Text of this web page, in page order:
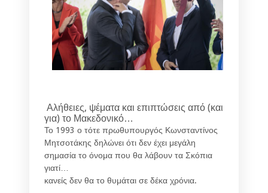
Αλήθειες, ψέματα και επιπτώσεις από (και
για) το Μακεδονικό…
Το 1993 ο τότε πρωθυπουργός Κωνσταντίνος
Μητσοτάκης δηλώνει ότι δεν έχει μεγάλη
σημασία το όνομα που θα λάβουν τα Σκόπια
γιατί…
κανείς δεν θα το θυμάται σε δέκα χρόνια.